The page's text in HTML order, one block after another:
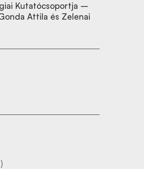
Kutatócsoportja –
Attila és Zelenai